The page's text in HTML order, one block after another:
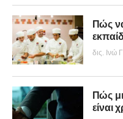
Πώς
δις. Ινώ
Πώς
είναι